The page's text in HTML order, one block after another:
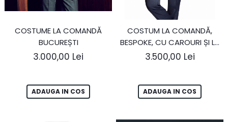
COSTUME LA COMANDĂ
BUCUREȘTI
3.000,00 Lei
ADAUGA IN COS
COSTUM LA COMANDĂ,
BESPOKE, CU CAROURI ȘI LA
DOUĂ RÂNDURI DE NASTURI
3.500,00 Lei
ADAUGA IN COS